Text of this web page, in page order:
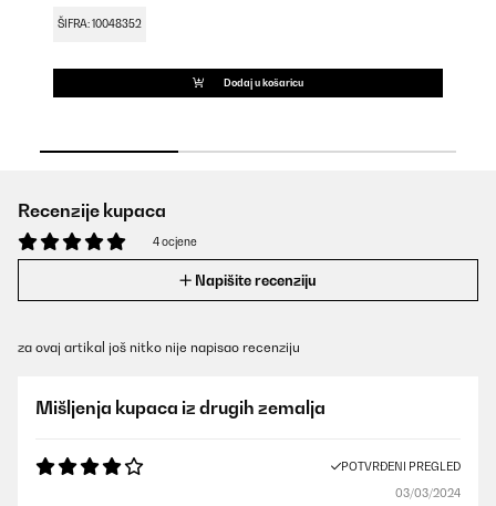
ŠIFRA: 10048352
Dodaj u košaricu
Recenzije kupaca
4 ocjene
Napišite recenziju
za ovaj artikal još nitko nije napisao recenziju
Mišljenja kupaca iz drugih zemalja
POTVRĐENI PREGLED
03/03/2024